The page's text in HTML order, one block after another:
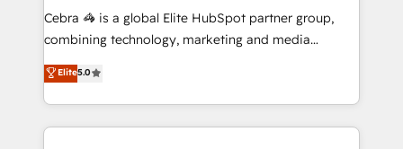
boost with a new HubSpot site Recognized leaders:
🏆 HubSpot Platform Migration Impact Award 🏆
Inbound Campaign of the Year 🏆 Gold AVA Digital
Award for Best Website 🌟 Accreditations: CRM
Cebra 🦓 is a global Elite HubSpot partner group,
combining technology, marketing and media
expertise across Latin America and Southern
Europe, with teams across 7 countries. Born in Chile,
we combine local insight with international reach to
help businesses grow through technology, creativity,
Elite5.0